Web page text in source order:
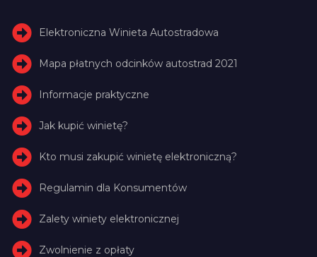
Elektroniczna Winieta Autostradowa
Mapa płatnych odcinków autostrad 2021
Informacje praktyczne
Jak kupić winietę?
Kto musi zakupić winietę elektroniczną?
Regulamin dla Konsumentów
Zalety winiety elektronicznej
Zwolnienie z opłaty